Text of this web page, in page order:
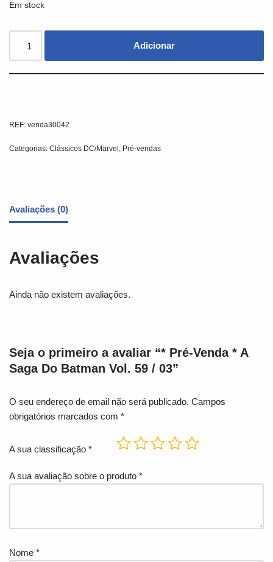
Em stock
Adicionar
REF: venda30042
Categorias: Clássicos DC/Marvel , Pré-vendas
Avaliações (0)
Avaliações
Ainda não existem avaliações.
Seja o primeiro a avaliar “* Pré-Venda * A
Saga Do Batman Vol. 59 / 03”
O seu endereço de email não será publicado. Campos
obrigatórios marcados com *
A sua classificação *
A sua avaliação sobre o produto *
Nome *